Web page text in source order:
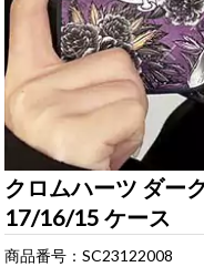
クロムハーツ ダー
17/16/15 ケース
商品番号：SC23122008